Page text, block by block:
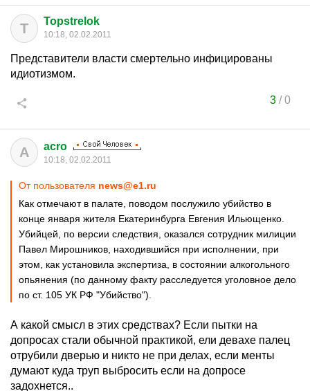
T Topstrelok
10:18, 02.02.2011
Представители власти смертельно инфицированы
идиотизмом.
3/0
A acro
10:18, 02.02.2011
От пользователя news@e1.ru
Как отмечают в палате, поводом послужило убийство в
конце января жителя Екатеринбурга Евгения Ильющенко.
Убийцей, по версии следствия, оказался сотрудник милиции
Павел Мирошников, находившийся при исполнении, при
этом, как установила экспертиза, в состоянии алкогольного
опьянения (по данному факту расследуется уголовное дело
по ст. 105 УК РФ "Убийство").
А какой смысл в этих средствах? Если пытки на
допросах стали обычной практикой, ели девахе палец
отрубили дверью и никто не при делах, если менты
думают куда труп выбросить если на допросе
задохнется..